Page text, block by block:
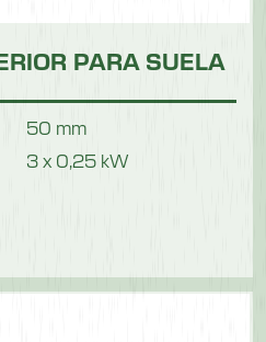
PARA SUELA
50 mm
3 x 0,25 kW